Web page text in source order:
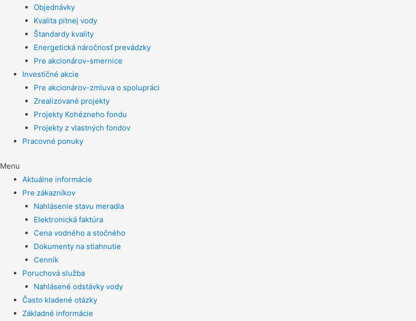
Objednávky
Kvalita pitnej vody
Štandardy kvality
Energetická náročnosť prevádzky
Pre akcionárov-smernice
Investičné akcie
Pre akcionárov-zmluva o spolupráci
Zrealizované projekty
Projekty Kohézneho fondu
Projekty z vlastných fondov
Pracovné ponuky
Menu
Aktuálne informácie
Pre zákazníkov
Nahlásenie stavu meradla
Elektronická faktúra
Cena vodného a stočného
Dokumenty na stiahnutie
Cenník
Poruchová služba
Nahlásené odstávky vody
Často kladené otázky
Základné informácie